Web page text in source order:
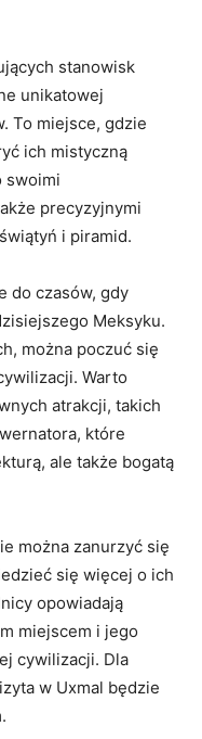
stanowisk
unikatowej
To miejsce, gdzie‌
ich ⁤mistyczną
swoimi
precyzyjnymi
i piramid.
do czasów, gdy
Meksyku.
można poczuć się
Warto
atrakcji, takich
które‍
ale także bogatą
można zanurzyć się
się więcej o ich
opowiadają
miejscem i jego
cywilizacji. Dla
w Uxmal‍ będzie